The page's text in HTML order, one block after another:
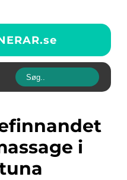
se
i